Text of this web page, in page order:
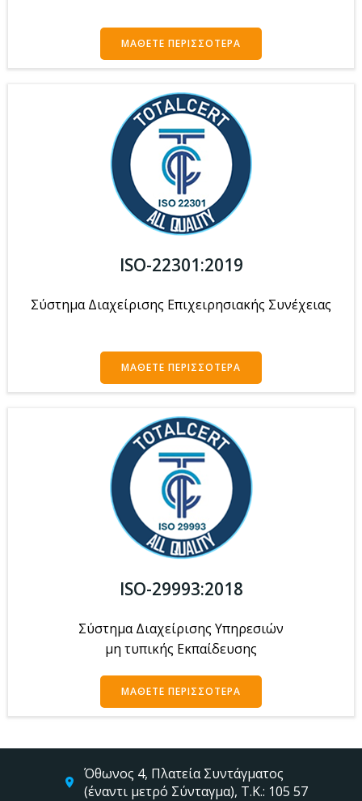
ΜΆΘΕΤΕ ΠΕΡΙΣΣΌΤΕΡΑ
ISO-22301:2019
Σύστημα Διαχείρισης Επιχειρησιακής Συνέχειας
ΜΆΘΕΤΕ ΠΕΡΙΣΣΌΤΕΡΑ
ISO-29993:2018
Σύστημα Διαχείρισης Υπηρεσιών
μη τυπικής Εκπαίδευσης
ΜΆΘΕΤΕ ΠΕΡΙΣΣΌΤΕΡΑ
Όθωνος 4, Πλατεία Συντάγματος
(έναντι μετρό Σύνταγμα), Τ.Κ.: 105 57